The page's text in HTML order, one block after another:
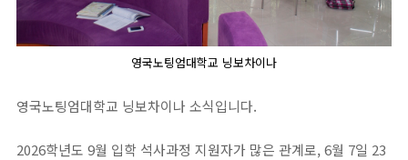
영국노팅엄대학교 닝보차이나
영국노팅엄대학교 닝보차이나 소식입니다.
2026학년도 9월 입학 석사과정 지원자가 많은 관계로, 6월 7일 23